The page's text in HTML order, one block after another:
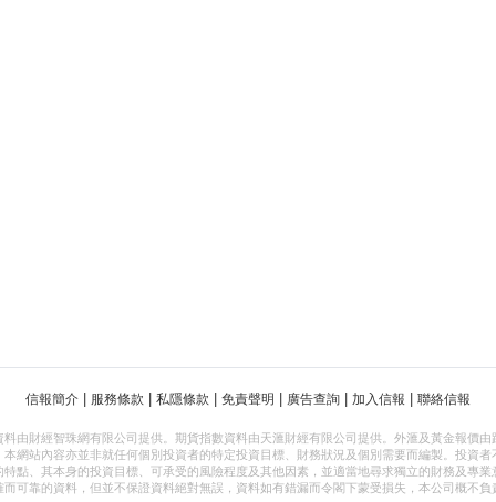
信報簡介 服務條款 私隱條款 免責聲明 廣告查詢 加入信報 聯絡信報
料由財經智珠網有限公司提供。期貨指數資料由天滙財經有限公司提供。外滙及黃金報價由
網站內容亦並非就任何個別投資者的特定投資目標、財務狀況及個別需要而編製。投資
點、其本身的投資目標、可承受的風險程度及其他因素，並適當地尋求獨立的財務及專
而可靠的資料，但並不保證資料絕對無誤，資料如有錯漏而令閣下蒙受損失，本公司概不負